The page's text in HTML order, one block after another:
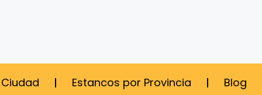
Estancos por Provincia Blog